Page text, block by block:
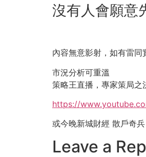
沒有人會願意
內容無意影射，如有雷同
市況分析可重溫
策略王直播，專家策局之
https://
或今晚新城財經 散戶奇兵
Leave a